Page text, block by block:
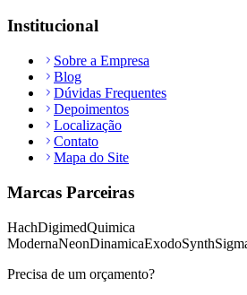
Institucional
Sobre a Empresa
Blog
Dúvidas Frequentes
Depoimentos
Localização
Contato
Mapa do Site
Marcas Parceiras
HachDigimedQuimica
ModernaNeonDinamicaExodoSynth
Precisa de um orçamento?